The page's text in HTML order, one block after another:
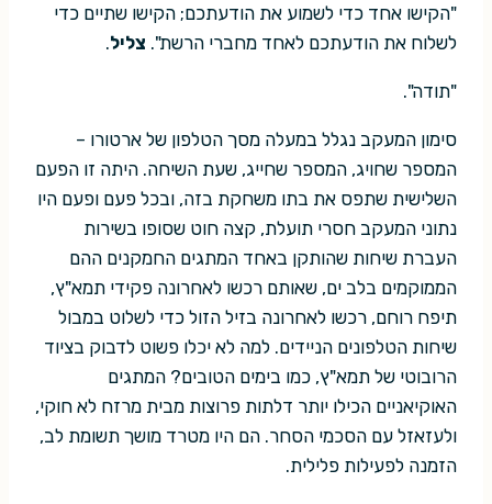
"הקישו אחד כדי לשמוע את הודעתכם; הקישו שתיים כדי
לשלוח את הודעתכם לאחד מחברי הרשת". צליל.
"תודה".
סימון המעקב נגלל במעלה מסך הטלפון של ארטורו –
המספר שחויג, המספר שחייג, שעת השיחה. היתה זו הפעם
השלישית שתפס את בתו משחקת בזה, ובכל פעם ופעם היו
נתוני המעקב חסרי תועלת, קצה חוט שסופו בשירות
העברת שיחות שהותקן באחד המתגים החמקנים ההם
הממוקמים בלב ים, שאותם רכשו לאחרונה פקידי תמא"ץ,
תיפח רוחם, רכשו לאחרונה בזיל הזול כדי לשלוט במבול
שיחות הטלפונים הניידים. למה לא יכלו פשוט לדבוק בציוד
הרובוטי של תמא"ץ, כמו בימים הטובים? המתגים
האוקיאניים הכילו יותר דלתות פרוצות מבית מרזח לא חוקי,
ולעזאזל עם הסכמי הסחר. הם היו מטרד מושך תשומת לב,
הזמנה לפעילות פלילית.